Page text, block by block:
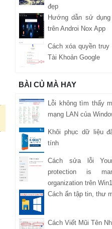
đẹp
Hướng dẫn sử
trên Androi Nox App
Cách xóa quyền
Tài Khoản Google
BÀI CỦ MÀ HAY
Lỗi không tìm thấy
mạng LAN của
Khôi phục dữ liệu
tính
Cách sửa lỗi
protection is
organization trên
Cách ẩn tập tin, thư
Cách Viết Mũi Tên